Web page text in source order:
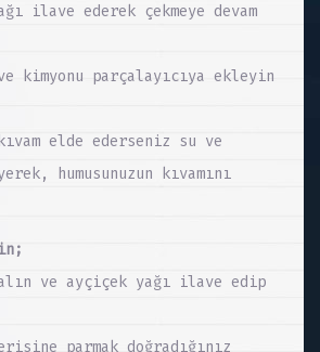
ilave ederek çekmeye devam
kimyonu parçalayıcıya ekleyin
elde ederseniz su ve
humusunuzun kıvamını
alın ve ayçiçek yağı ilave edip
parmak doğradığınız